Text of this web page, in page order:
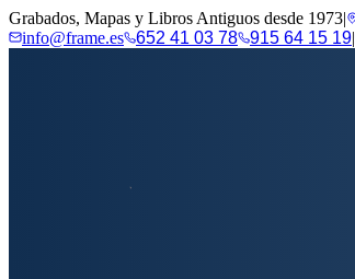
Grabados, Mapas y Libros Antiguos desde 1973|
info@frame.es
652 41 03 78 915 64 15 19|